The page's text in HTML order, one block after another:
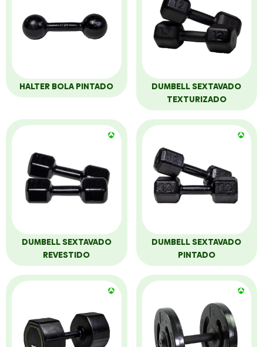
HALTER BOLA PINTADO
DUMBELL SEXTAVADO
TEXTURIZADO
DUMBELL SEXTAVADO
REVESTIDO
DUMBELL SEXTAVADO
PINTADO